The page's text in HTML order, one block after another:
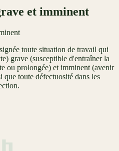
et imminent
toute situation de travail qui
grave (susceptible d'entraîner la
ou prolongée) et imminent (avenir
toute défectuosité dans les